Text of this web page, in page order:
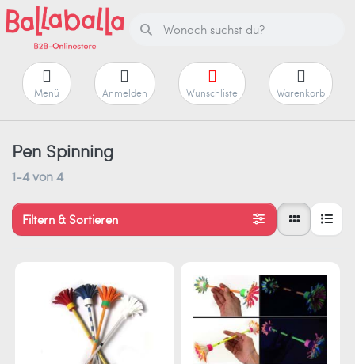
Menü Anmelden Wunschliste Warenkorb
Pen Spinning
1-4von4
Filtern & Sortieren